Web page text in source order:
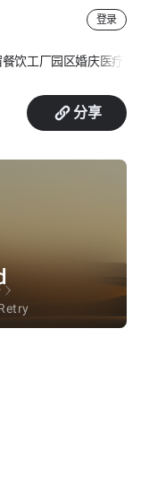
登录
餐饮工厂园区婚庆医疗
分享